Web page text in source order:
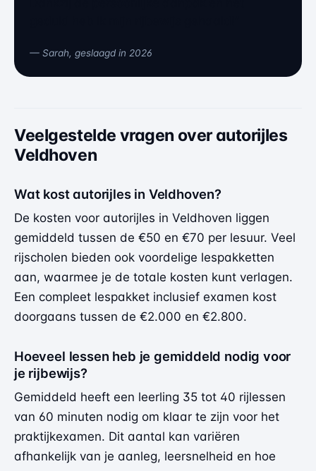
— Sarah, geslaagd in 2026
Veelgestelde vragen over autorijles
Veldhoven
Wat kost autorijles in Veldhoven?
De kosten voor autorijles in Veldhoven liggen
gemiddeld tussen de €50 en €70 per lesuur. Veel
rijscholen bieden ook voordelige lespakketten
aan, waarmee je de totale kosten kunt verlagen.
Een compleet lespakket inclusief examen kost
doorgaans tussen de €2.000 en €2.800.
Hoeveel lessen heb je gemiddeld nodig voor
je rijbewijs?
Gemiddeld heeft een leerling 35 tot 40 rijlessen
van 60 minuten nodig om klaar te zijn voor het
praktijkexamen. Dit aantal kan variëren
afhankelijk van je aanleg, leersnelheid en hoe